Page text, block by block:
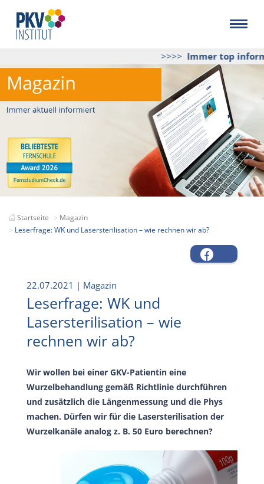
>>>>Immer top
Startseite
Magazin
Leserfrage: WK und Lasersterilisation – wie rechnen wir ab?
22.07.2021 | Magazin
Leserfrage: WK und
Lasersterilisation – wie
rechnen wir ab?
Wir wollen bei einer GKV-Patientin eine
Wurzelbehandlung gemäß Richtlinie durchführen
und zusätzlich die Längenmessung und die Phys
machen. Dürfen wir für die Lasersterilisation der
Wurzelkanäle analog z. B. 50 Euro berechnen?